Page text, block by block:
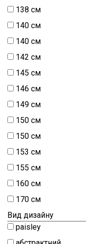
138 см
140 см
140 см
142 см
145 см
146 см
149 см
150 см
150 см
153 см
155 см
160 см
170 см
Вид дизайну
paisley